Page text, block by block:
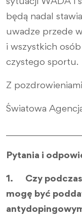
sytuacji WADA i
będą nadal
uwadze przede
i wszystkich
czystego sportu.
Z
Światowa
Pytania i
1. Czy podczas
mogę być